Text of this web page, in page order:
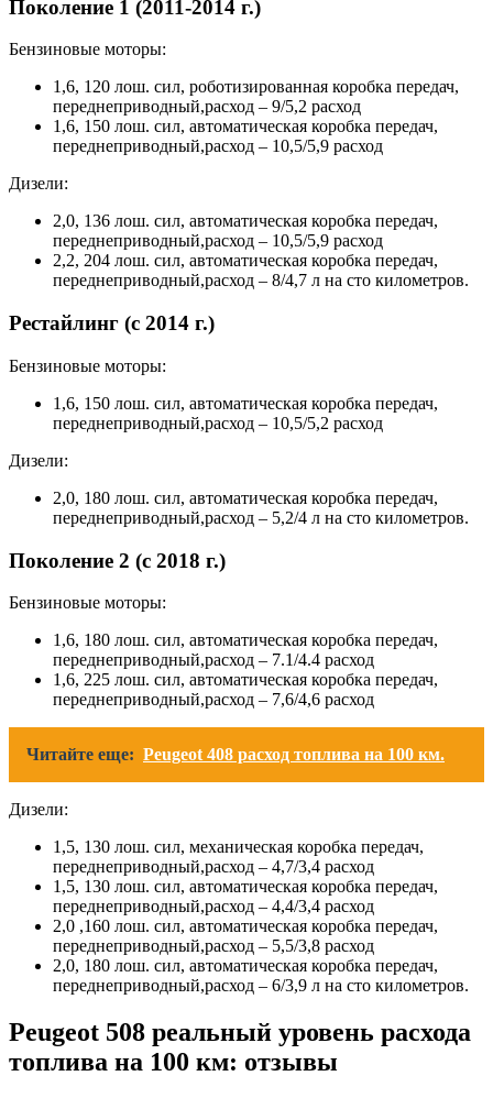
Поколение 1 (2011-2014 г.)
Бензиновые моторы:
1,6, 120 лош. сил, роботизированная коробка передач,
переднеприводный,расход – 9/5,2 расход
1,6, 150 лош. сил, автоматическая коробка передач,
переднеприводный,расход – 10,5/5,9 расход
Дизели:
2,0, 136 лош. сил, автоматическая коробка передач,
переднеприводный,расход – 10,5/5,9 расход
2,2, 204 лош. сил, автоматическая коробка передач,
переднеприводный,расход – 8/4,7 л на сто километров.
Рестайлинг (с 2014 г.)
Бензиновые моторы:
1,6, 150 лош. сил, автоматическая коробка передач,
переднеприводный,расход – 10,5/5,2 расход
Дизели:
2,0, 180 лош. сил, автоматическая коробка передач,
переднеприводный,расход – 5,2/4 л на сто километров.
Поколение 2 (с 2018 г.)
Бензиновые моторы:
1,6, 180 лош. сил, автоматическая коробка передач,
переднеприводный,расход – 7.1/4.4 расход
1,6, 225 лош. сил, автоматическая коробка передач,
переднеприводный,расход – 7,6/4,6 расход
Читайте еще: Peugeot 408 расход топлива на 100 км.
Дизели:
1,5, 130 лош. сил, механическая коробка передач,
переднеприводный,расход – 4,7/3,4 расход
1,5, 130 лош. сил, автоматическая коробка передач,
переднеприводный,расход – 4,4/3,4 расход
2,0 ,160 лош. сил, автоматическая коробка передач,
переднеприводный,расход – 5,5/3,8 расход
2,0, 180 лош. сил, автоматическая коробка передач,
переднеприводный,расход – 6/3,9 л на сто километров.
Peugeot 508 реальный уровень расхода
топлива на 100 км: отзывы